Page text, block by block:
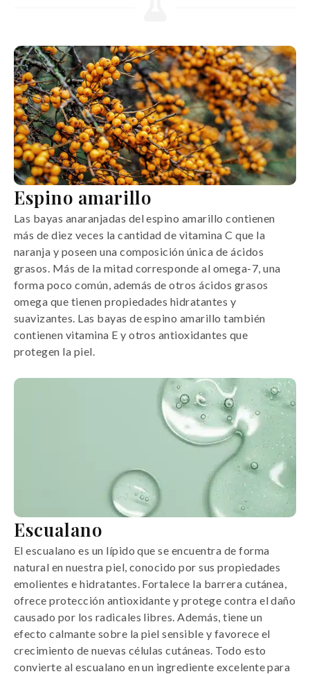
Espino amarillo
Las bayas anaranjadas del espino amarillo contienen
más de diez veces la cantidad de vitamina C que la
naranja y poseen una composición única de ácidos
grasos. Más de la mitad corresponde al omega-7, una
forma poco común, además de otros ácidos grasos
omega que tienen propiedades hidratantes y
suavizantes. Las bayas de espino amarillo también
contienen vitamina E y otros antioxidantes que
protegen la piel.
Escualano
El escualano es un lípido que se encuentra de forma
natural en nuestra piel, conocido por sus propiedades
emolientes e hidratantes. Fortalece la barrera cutánea,
ofrece protección antioxidante y protege contra el daño
causado por los radicales libres. Además, tiene un
efecto calmante sobre la piel sensible y favorece el
crecimiento de nuevas células cutáneas. Todo esto
convierte al escualano en un ingrediente excelente para